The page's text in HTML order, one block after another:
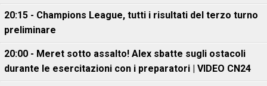
20:15 - Champions League, tutti i risultati del terzo turno
preliminare
20:00 - Meret sotto assalto! Alex sbatte sugli ostacoli
durante le esercitazioni con i preparatori | VIDEO CN24